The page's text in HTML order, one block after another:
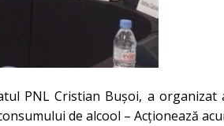
PNL Cristian Buşoi, a
de alcool – Acționează